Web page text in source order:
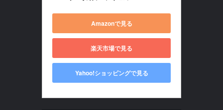
Amazonで見る
楽天市場で見る
Yahoo!ショッピングで見る